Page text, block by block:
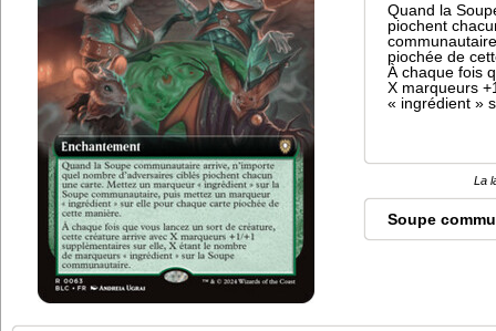
Quand la
piochent
piochée de
À chaque fois
X marqueurs
« ingrédient »
La
Soupe